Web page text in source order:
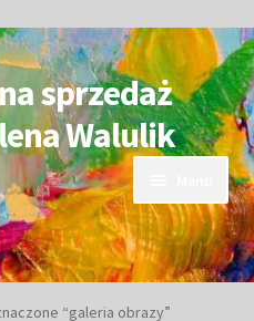
sprzedaż
Walulik
“galeria obrazy”